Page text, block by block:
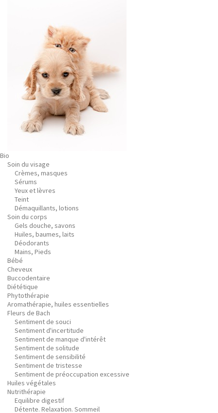
Bio
Soin du visage
Crèmes, masques
Sérums
Yeux et lèvres
Teint
Démaquillants, lotions
Soin du corps
Gels douche, savons
Huiles, baumes, laits
Déodorants
Mains, Pieds
Bébé
Cheveux
Buccodentaire
Diététique
Phytothérapie
Aromathérapie, huiles essentielles
Fleurs de Bach
Sentiment de souci
Sentiment d'incertitude
Sentiment de manque d'intérêt
Sentiment de solitude
Sentiment de sensibilité
Sentiment de tristesse
Sentiment de préoccupation excessive
Huiles végétales
Nutrithérapie
Equilibre digestif
Détente. Relaxation. Sommeil